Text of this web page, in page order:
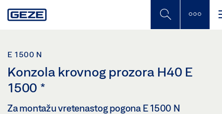
to
E 1500 N
Konzola krovnog prozora H40 E
1500 *
Za montažu vretenastog pogona E 1500 N